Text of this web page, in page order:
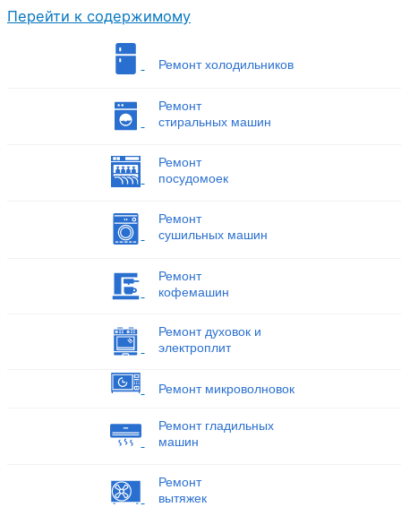
Перейти к содержимому
Ремонт холодильников
Ремонт
стиральных машин
Ремонт
посудомоек
Ремонт
сушильных машин
Ремонт
кофемашин
Ремонт духовок и
электроплит
Ремонт микроволновок
Ремонт гладильных
машин
Ремонт
вытяжек